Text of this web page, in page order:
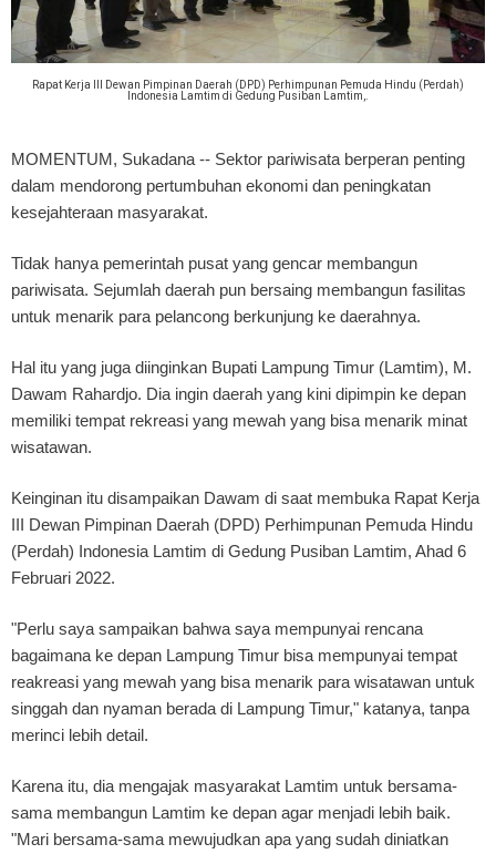
Rapat Kerja III Dewan Pimpinan Daerah (DPD) Perhimpunan Pemuda Hindu (Perdah)
Indonesia Lamtim di Gedung Pusiban Lamtim,.
MOMENTUM, Sukadana -- Sektor pariwisata berperan penting
dalam mendorong pertumbuhan ekonomi dan peningkatan
kesejahteraan masyarakat.
Tidak hanya pemerintah pusat yang gencar membangun
pariwisata. Sejumlah daerah pun bersaing membangun fasilitas
untuk menarik para pelancong berkunjung ke daerahnya.
Hal itu yang juga diinginkan Bupati Lampung Timur (Lamtim), M.
Dawam Rahardjo. Dia ingin daerah yang kini dipimpin ke depan
memiliki tempat rekreasi yang mewah yang bisa menarik minat
wisatawan.
Keinginan itu disampaikan Dawam di saat membuka Rapat Kerja
III Dewan Pimpinan Daerah (DPD) Perhimpunan Pemuda Hindu
(Perdah) Indonesia Lamtim di Gedung Pusiban Lamtim, Ahad 6
Februari 2022.
"Perlu saya sampaikan bahwa saya mempunyai rencana
bagaimana ke depan Lampung Timur bisa mempunyai tempat
reakreasi yang mewah yang bisa menarik para wisatawan untuk
singgah dan nyaman berada di Lampung Timur," katanya, tanpa
merinci lebih detail.
Karena itu, dia mengajak masyarakat Lamtim untuk bersama-
sama membangun Lamtim ke depan agar menjadi lebih baik.
"Mari bersama-sama mewujudkan apa yang sudah diniatkan